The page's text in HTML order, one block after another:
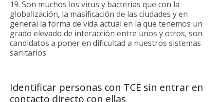
19. Son muchos los virus y bacterias que con la
globalización, la masificación de las ciudades y en
general la forma de vida actual en la que tenemos un
grado elevado de interacción entre unos y otros, son
candidatos a poner en dificultad a nuestros sistemas
sanitarios.
Identificar personas con TCE sin entrar en
contacto directo con ellas